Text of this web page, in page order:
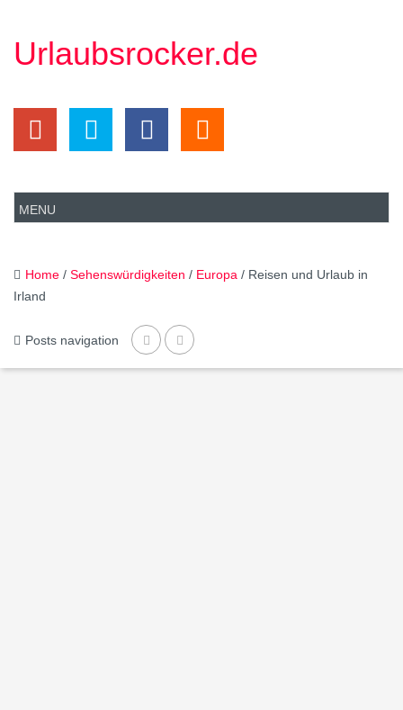
Urlaubsrocker.de
Home / Sehenswürdigkeiten / Europa / Reisen und Urlaub in
Irland
Posts navigation